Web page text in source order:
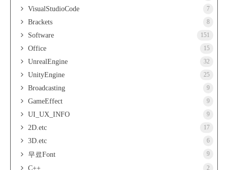
VisualStudioCode 7
Brackets 8
Software 151
Office 15
UnrealEngine 32
UnityEngine 25
Broadcasting 9
GameEffect 9
UI_UX_INFO 9
2D.etc 17
3D.etc 6
무료Font 9
C++ 2